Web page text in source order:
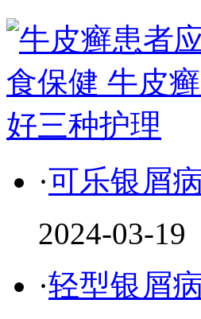
·可乐银屑病
2024-03-19
·轻型银屑